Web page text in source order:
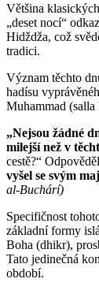
Většina
„deset nocí“
Hidždža, což
tradici.
Význam těchto
hadísu
Muhammad (salla
„Nejsou žádné
milejší než v
cestě?“
vyšel se svým
al-Buchárí)
Specifičnost
základní formy
Boha (dhikr),
Tato jedinečná
období.